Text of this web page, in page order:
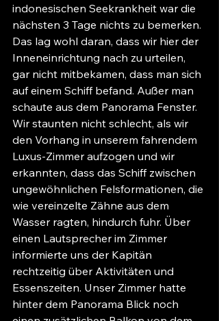
indonesischen Seekrankheit war die
nächsten 3 Tage nichts zu bemerken.
Das lag wohl daran, dass wir hier der
Inneneinrichtung nach zu urteilen,
gar nicht mitbekamen, dass man sich
auf einem Schiff befand. Außer man
schaute aus dem Panorama Fenster.
Wir staunten nicht schlecht, als wir
den Vorhang in unserem fahrendem
Luxus-Zimmer aufzogen und wir
erkannten, dass das Schiff zwischen
ungewöhnlichen Felsformationen, die
wie vereinzelte Zähne aus dem
Wasser ragten, hindurch fuhr. Über
einen Lautsprecher im Zimmer
informierte uns der Kapitän
rechtzeitig über Aktivitäten und
Essenszeiten. Unser Zimmer hatte
hinter dem Panorama Blick noch